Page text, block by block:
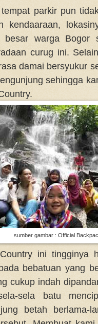
parkir pun
kendaaraan,
besar warga Bogor
curug ini.
damai bersyukur
sehingga
sumber gambar : Official
ini tingginya
bebatuan yang
cukup indah
sela batu
betah berlama-